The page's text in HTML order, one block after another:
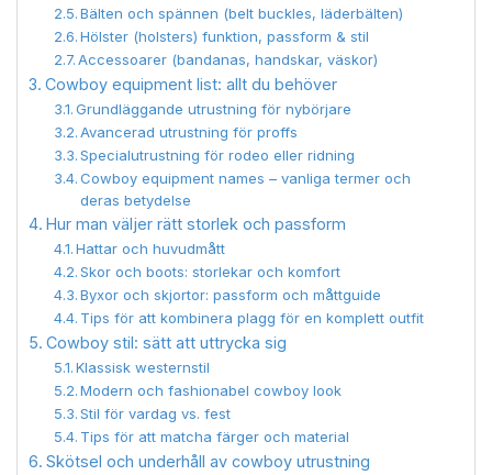
Bälten och spännen (belt buckles, läderbälten)
Hölster (holsters) funktion, passform & stil
Accessoarer (bandanas, handskar, väskor)
Cowboy equipment list: allt du behöver
Grundläggande utrustning för nybörjare
Avancerad utrustning för proffs
Specialutrustning för rodeo eller ridning
Cowboy equipment names – vanliga termer och
deras betydelse
Hur man väljer rätt storlek och passform
Hattar och huvudmått
Skor och boots: storlekar och komfort
Byxor och skjortor: passform och måttguide
Tips för att kombinera plagg för en komplett outfit
Cowboy stil: sätt att uttrycka sig
Klassisk westernstil
Modern och fashionabel cowboy look
Stil för vardag vs. fest
Tips för att matcha färger och material
Skötsel och underhåll av cowboy utrustning